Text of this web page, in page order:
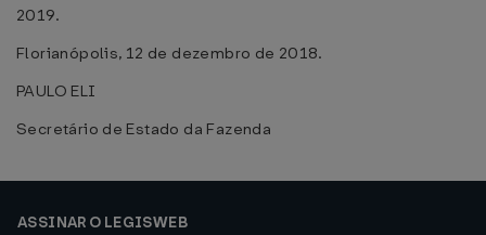
2019.
Florianópolis, 12 de dezembro de 2018.
PAULO ELI
Secretário de Estado da Fazenda
ASSINAR O LEGISWEB